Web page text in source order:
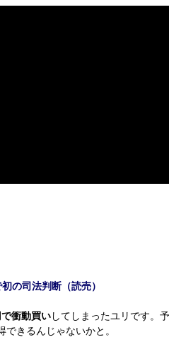
の司法判断（読売）
衝動買い してしまったユリです。
きるんじゃないかと。